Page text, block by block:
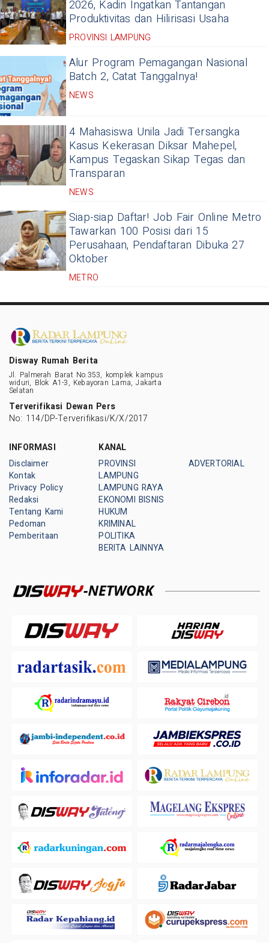
2026, Kadin Ingatkan Tantangan
Produktivitas dan Hilirisasi Usaha
PROVINSI LAMPUNG
Alur Program Pemagangan Nasional
Batch 2, Catat Tanggalnya!
NEWS
4 Mahasiswa Unila Jadi Tersangka
Kasus Kekerasan Diksar Mahepel,
Kampus Tegaskan Sikap Tegas dan
Transparan
NEWS
Siap-siap Daftar! Job Fair Online Metro
Tawarkan 100 Posisi dari 15
Perusahaan, Pendaftaran Dibuka 27
Oktober
METRO
Disway Rumah Berita
Jl. Palmerah Barat No.353, komplek kampus
widuri, Blok A1-3, Kebayoran Lama, Jakarta
Selatan
Terverifikasi Dewan Pers
No: 114/DP-Terverifikasi/K/X/2017
INFORMASI
Disclaimer
Kontak
Privacy Policy
Redaksi
Tentang Kami
Pedoman
Pemberitaan
KANAL
PROVINSI
LAMPUNG
LAMPUNG RAYA
EKONOMI BISNIS
HUKUM
KRIMINAL
POLITIKA
BERITA LAINNYA
ADVERTORIAL